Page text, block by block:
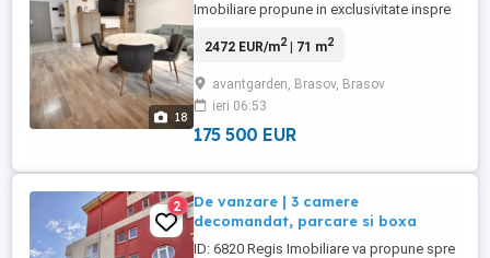
18
Imobiliare propune in exclusivitate inspre
in complexul rezidential Avangarden
Cartier foarte bine dezvoltat, oferind tot
confortul necesar unei familii moderne. -
Facilitati multiple la ...
2472 EUR/m2| 71 m2
avantgarden, Brasov, Brasov
ieri 06:53
175 500 EUR
2
De vanzare | 3 camere
decomandat, parcare si boxa
ID: 6820 Regis Imobiliare va propune spre